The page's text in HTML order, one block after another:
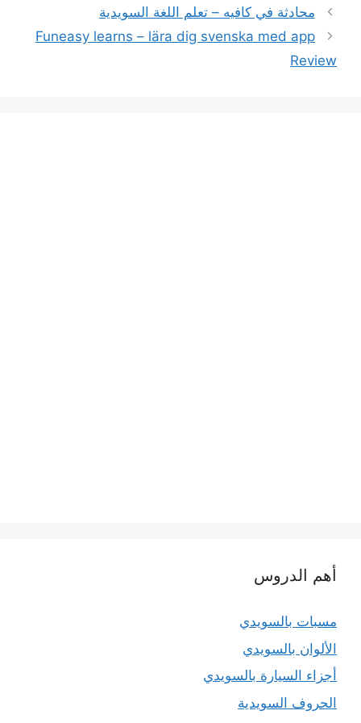
محادثة في كافيه – تعلم اللغة السويدية
Funeasy learns – lära dig svenska med app
Review
أهم الدروس
مسبات بالسويدي
الألوان بالسويدي
أجزاء السيارة بالسويدي
الحروف السويدية